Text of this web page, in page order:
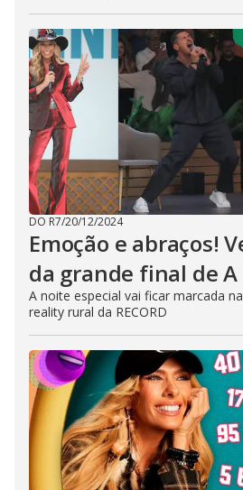
DO R7/20/12/2024
Emoção e abraços!
da grande final de A
A noite especial vai ficar marcada
reality rural da RECORD